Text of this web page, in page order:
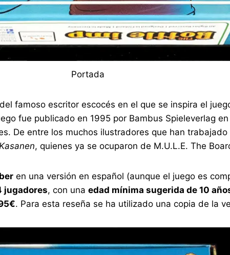
Portada
famoso escritor escocés en el que se inspira el
fue publicado en 1995 por Bambus Spieleverlag
De entre los muchos ilustradores que han
, quienes ya se ocuparon de M.U.L.E. The
en una versión en español (aunque el juego es
jugadores, con unaedad mínima sugerida de 10
. Para esta reseña se ha utilizado una copia de la